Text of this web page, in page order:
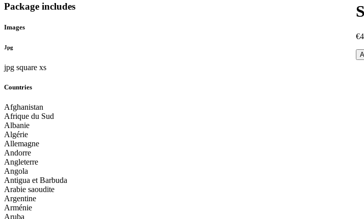
€
de
Package includes
Images
Jpg
jpg square xs
Countries
Afghanistan
Afrique du Sud
Albanie
Algérie
Allemagne
Andorre
Angleterre
Angola
Antigua et Barbuda
Arabie saoudite
Argentine
Arménie
Aruba